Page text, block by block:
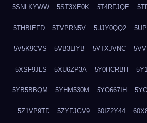
5SNLKYWW 5ST3XE0K 5T4RFJQE
5THBIEFD 5TVPRN5V 5UJY0QQ2
5V5K9CVS 5VB3LIYB 5VTXJVNC
5XSF9JLS 5XU6ZP3A 5Y0HCRBH
5YB5BBQM 5YHM530M 5YO667IH
5Z1VP9TD 5ZYFJGV9 60IZ2Y44